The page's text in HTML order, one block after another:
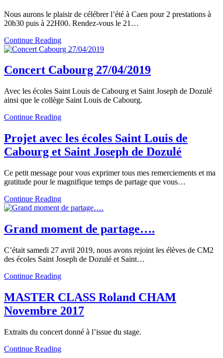
Nous aurons le plaisir de célébrer l’été à Caen pour 2 prestations à
20h30 puis à 22H00. Rendez-vous le 21…
Continue Reading
Concert Cabourg 27/04/2019
Avec les écoles Saint Louis de Cabourg et Saint Joseph de Dozulé
ainsi que le collège Saint Louis de Cabourg.
Continue Reading
Projet avec les écoles Saint Louis de
Cabourg et Saint Joseph de Dozulé
Ce petit message pour vous exprimer tous mes remerciements et ma
gratitude pour le magnifique temps de partage que vous…
Continue Reading
Grand moment de partage….
C’était samedi 27 avril 2019, nous avons rejoint les élèves de CM2
des écoles Saint Joseph de Dozulé et Saint…
Continue Reading
MASTER CLASS Roland CHAM
Novembre 2017
Extraits du concert donné à l’issue du stage.
Continue Reading